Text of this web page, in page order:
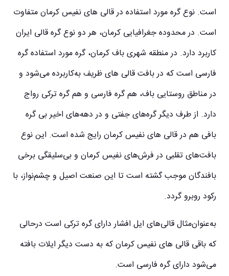
است. نوع گره مورد استفاده در قالی‌ های نفیس کرمان متفاوت
است. در محدوده جغرافیایی کرمان، هر دو نوع گره قالی ایران
کاربرد دارد. در منطقه شهری باف کرمان، گره مورد استفاده گره
فارسی است که در بافت قالی‌ های ظریف به‌کاربرده می‌شود و
در مناطق روستایی باف، هم گره فارسی و هم گره ترکی رواج
دارد. از طرف دیگر گره‌های جفتی و در دهه‌های اخیر بی گره
بافی هم در قالی‌ های نفیس کرمان رایج شده است. این نوع
بافت‌های تقلبی در فرش‌های نفیس کرمان و بی‌سلیقگی برخی
بافندگان موجب گشته است تا این صنعت اصیل و چشم‌نواز، با
رکود روبرو گردد.
به‌عنوان‌مثال قالی‌های ایل افشار دارای گره ترکی است درحالی‌
که باقی قالی‌ های نفیس کرمان که به دست دیگر ایلات بافته
می‌شود دارای گره فارسی است.